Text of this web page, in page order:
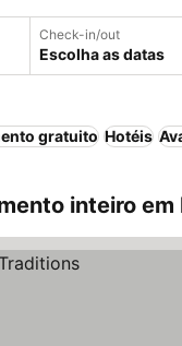
Check-in/out
Escolha as datas
gratuito Hotéis
inteiro em